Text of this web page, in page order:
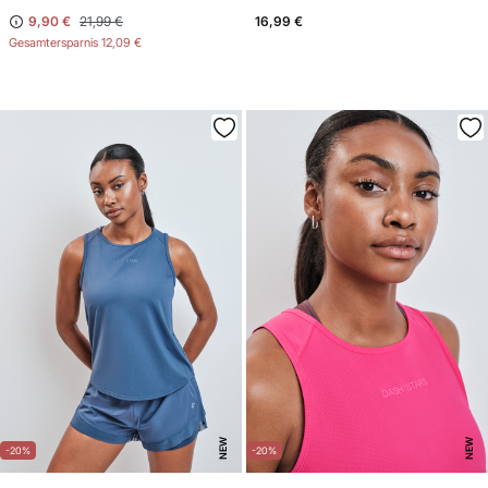
9,90 € 21,99 €
Gesamtersparnis 12,09 €
16,99 €
-20% NEW -20% NEW